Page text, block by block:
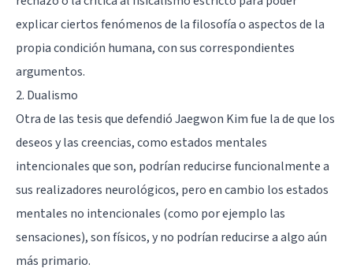
explicar ciertos fenómenos de la filosofía o aspectos de la
propia condición humana, con sus correspondientes
argumentos.
2. Dualismo
Otra de las tesis que defendió Jaegwon Kim fue la de que los
deseos y las creencias, como estados mentales
intencionales que son, podrían reducirse funcionalmente a
sus realizadores neurológicos, pero en cambio los estados
mentales no intencionales (como por ejemplo las
sensaciones), son físicos, y no podrían reducirse a algo aún
más primario.